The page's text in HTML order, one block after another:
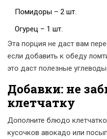
Помидоры – 2 шт.
Огурец – 1 шт.
Эта порция не даст вам
если добавить к обеду
это даст полезные углеводы.
Добавки: не
клетчатку
Дополните блюдо
кусочков авокадо или